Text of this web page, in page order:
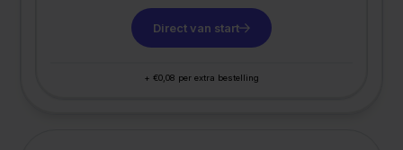
Direct van start
+ €0,08 per extra bestelling